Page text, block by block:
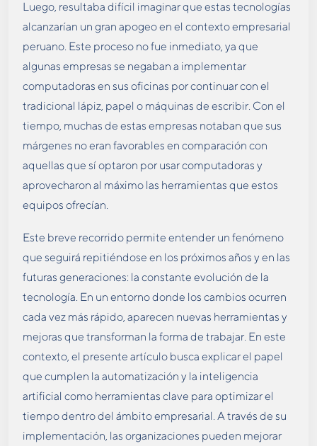
Luego, resultaba difícil imaginar que estas tecnologías
alcanzarían un gran apogeo en el contexto empresarial
peruano. Este proceso no fue inmediato, ya que
algunas empresas se negaban a implementar
computadoras en sus oficinas por continuar con el
tradicional lápiz, papel o máquinas de escribir. Con el
tiempo, muchas de estas empresas notaban que sus
márgenes no eran favorables en comparación con
aquellas que sí optaron por usar computadoras y
aprovecharon al máximo las herramientas que estos
equipos ofrecían.
Este breve recorrido permite entender un fenómeno
que seguirá repitiéndose en los próximos años y en las
futuras generaciones: la constante evolución de la
tecnología. En un entorno donde los cambios ocurren
cada vez más rápido, aparecen nuevas herramientas y
mejoras que transforman la forma de trabajar. En este
contexto, el presente artículo busca explicar el papel
que cumplen la automatización y la inteligencia
artificial como herramientas clave para optimizar el
tiempo dentro del ámbito empresarial. A través de su
implementación, las organizaciones pueden mejorar